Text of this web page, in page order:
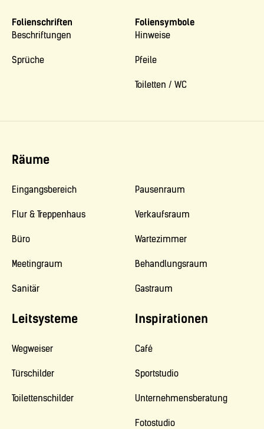
Folienschriften
Beschriftungen
Sprüche
Foliensymbole
Hinweise
Pfeile
Toiletten / WC
Räume
Leitsysteme Inspirationen
Eingangsbereich
Flur & Treppenhaus
Büro
Meetingraum
Sanitär
Pausenraum
Verkaufsraum
Wartezimmer
Behandlungsraum
Gastraum
Wegweiser
Türschilder
Toilettenschilder
Café
Sportstudio
Unternehmensberatung
Fotostudio